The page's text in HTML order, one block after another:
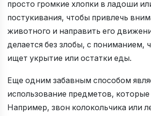
просто громкие хлопки в ладоши
постукивания, чтобы привлечь
животного и направить его
делается без злобы, с пониманием,
ищет укрытие или остатки еды.
Еще одним забавным способом
использование предметов,
Например, звон колокольчика или